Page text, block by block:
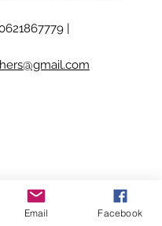
|
Email Facebook